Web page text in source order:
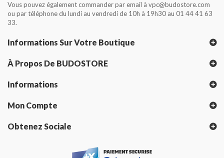
Vous pouvez également commander par email à vpc@budostore.com
ou par téléphone du lundi au vendredi de 10h à 19h30 au 01 44 41 63
33.
Informations Sur Votre Boutique
À Propos De BUDOSTORE
Informations
Mon Compte
Obtenez Sociale